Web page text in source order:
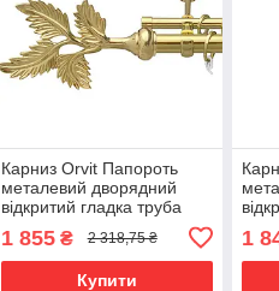
Карниз Orvit Папороть
металевий дворядний
відкритий гладка труба
кільце фасонне металеве
Золото 25\16 мм 240 см
(7035447)
1 855₴ 2 318,75 ₴
Купити
1